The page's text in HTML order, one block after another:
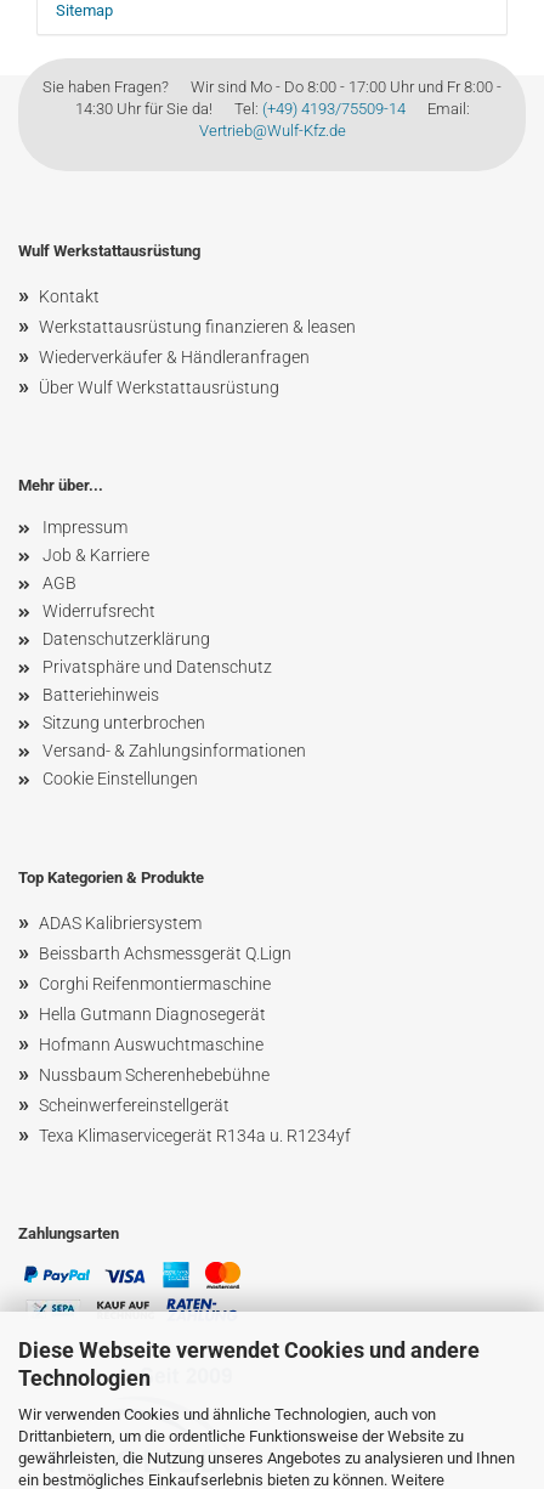
Diese Webseite verwendet Cookies und andere
Technologien
Wir verwenden Cookies und ähnliche Technologien, auch von
Drittanbietern, um die ordentliche Funktionsweise der Website zu
gewährleisten, die Nutzung unseres Angebotes zu analysieren und Ihnen
ein bestmögliches Einkaufserlebnis bieten zu können. Weitere
Sitemap
Sie haben Fragen? Wir sind Mo - Do 8:00 - 17:00 Uhr und Fr 8:00 -
14:30 Uhr für Sie da! Tel: (+49) 4193/75509-14Email:
Vertrieb@Wulf-Kfz.de
Wulf Werkstattausrüstung
» Kontakt
» Werkstattausrüstung finanzieren & leasen
» Wiederverkäufer & Händleranfragen
» Über Wulf Werkstattausrüstung
Mehr über...
Impressum
Job & Karriere
AGB
Widerrufsrecht
Datenschutzerklärung
Privatsphäre und Datenschutz
Batteriehinweis
Sitzung unterbrochen
Versand- & Zahlungsinformationen
Cookie Einstellungen
Top Kategorien & Produkte
» ADAS Kalibriersystem
» Beissbarth Achsmessgerät Q.Lign
» Corghi Reifenmontiermaschine
» Hella Gutmann Diagnosegerät
» Hofmann Auswuchtmaschine
» NussbaumScherenhebebühne
» Scheinwerfereinstellgerät
» Texa Klimaservicegerät R134a u. R1234yf
Zahlungsarten